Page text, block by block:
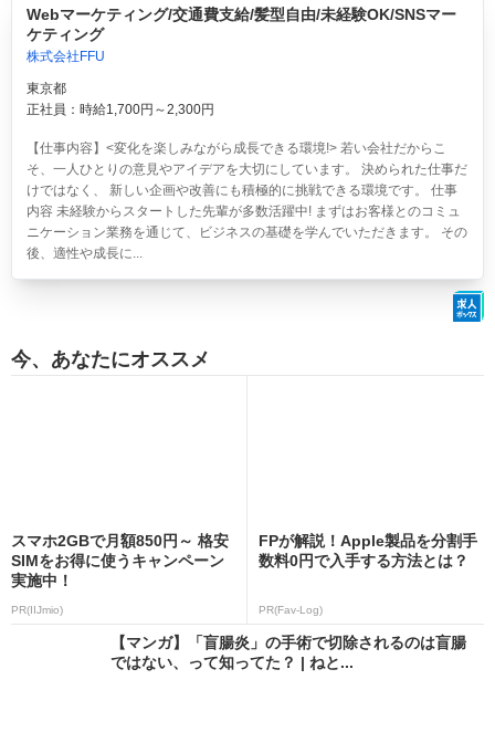
Webマーケティング/交通費支給/髪型自由/未経験OK/SNSマー
ケティング
株式会社FFU
東京都
正社員：時給1,700円～2,300円
【仕事内容】<変化を楽しみながら成長できる環境!> 若い会社だからこ
そ、一人ひとりの意見やアイデアを大切にしています。 決められた仕事だ
けではなく、 新しい企画や改善にも積極的に挑戦できる環境です。 仕事
内容 未経験からスタートした先輩が多数活躍中! まずはお客様とのコミュ
ニケーション業務を通じて、ビジネスの基礎を学んでいただきます。 その
後、適性や成長に...
今、あなたにオススメ
スマホ2GBで月額850円～ 格安
SIMをお得に使うキャンペーン
実施中！
PR(IIJmio)
FPが解説！Apple製品を分割手
数料0円で入手する方法とは？
PR(Fav-Log)
【マンガ】「盲腸炎」の手術で切除されるのは盲腸
ではない、って知ってた？ | ねと...